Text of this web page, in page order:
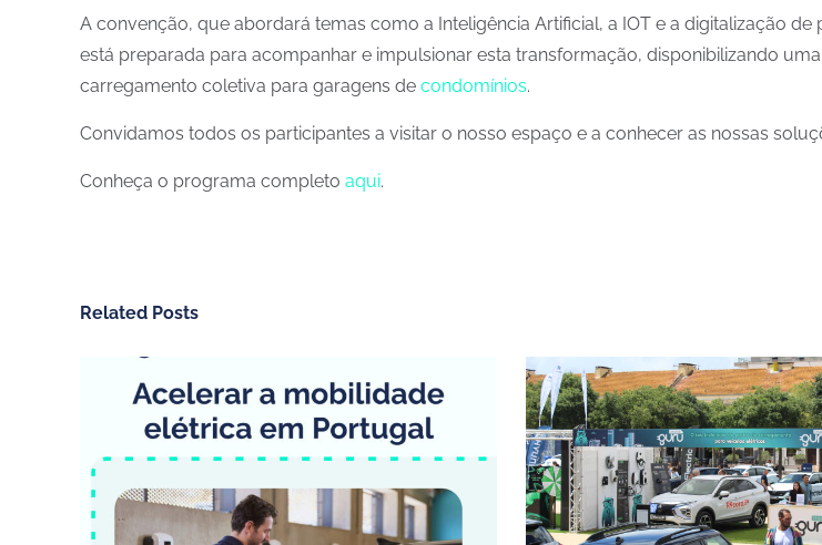
A convenção, que abordará temas como a Inteligência Artificial, a IOT e a digitalização
está preparada para acompanhar e impulsionar esta transformação, disponibilizando
carregamento coletiva para garagens de condomínios.
Convidamos todos os participantes a visitar o nosso espaço e a conhecer as nossas
Conheça o programa completo aqui.
Related Posts
CHARGEGURU – PORTUGAL
Sobre nós
Para se tornar parceiro
Trabalhe connosco
Condominios
Frotas e empresas
Hoteis, restaurantes e comercios
BLOG
Escolher
Estudos
Todos